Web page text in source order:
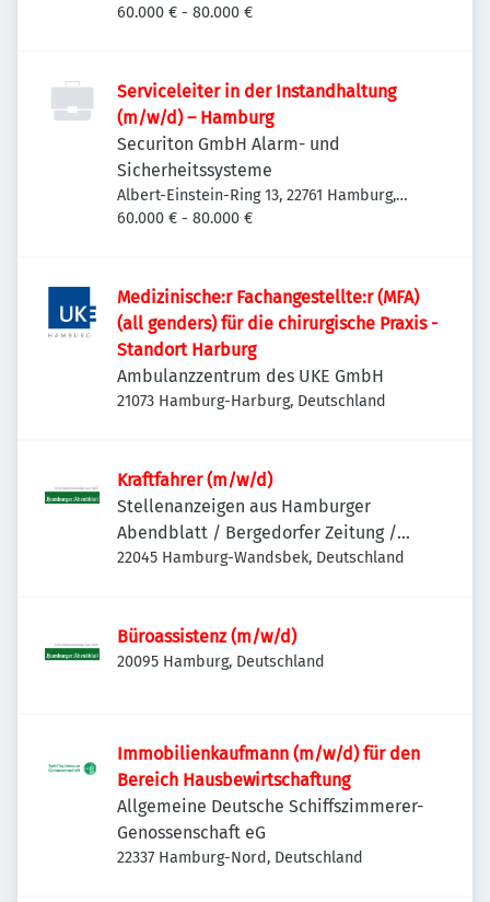
Deutschland
60.000 € - 80.000 €
Serviceleiter in der Instandhaltung
(m/w/d) – Hamburg
Securiton GmbH Alarm- und
Sicherheitssysteme
Albert-Einstein-Ring 13, 22761 Hamburg,
Deutschland
60.000 € - 80.000 €
Medizinische:r Fachangestellte:r (MFA)
(all genders) für die chirurgische Praxis -
Standort Harburg
Ambulanzzentrum des UKE GmbH
21073 Hamburg-Harburg, Deutschland
Kraftfahrer (m/w/d)
Stellenanzeigen aus Hamburger
Abendblatt / Bergedorfer Zeitung /
Hamburger Wochenblatt / Niendorfer
22045 Hamburg-Wandsbek, Deutschland
Büroassistenz (m/w/d)
20095 Hamburg, Deutschland
Immobilienkaufmann (m/w/d) für den
Bereich Hausbewirtschaftung
Allgemeine Deutsche Schiffszimmerer-
Genossenschaft eG
22337 Hamburg-Nord, Deutschland